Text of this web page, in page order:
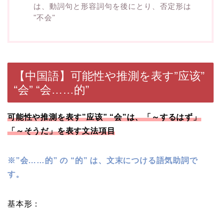
は、動詞句と形容詞句を後にとり、否定形は
"不会"
【中国語】可能性や推測を表す”应该”
“会” “会……的”
可能性や推測を表す”应该” “会”は、「～するはず」
「～そうだ」を表す文法項目
※”会……的” の “的” は、文末につける語気助詞で
す。
基本形：